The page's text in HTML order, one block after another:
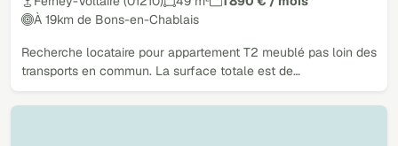
À 19km de Bons-en-Chablais
Recherche locataire pour appartement T2 meublé pas loin des
transports en commun. La surface totale est de…